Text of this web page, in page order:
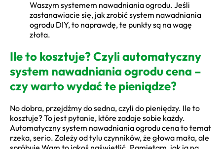
Waszym systemem nawadniania ogrodu. Jeśli
zastanawiacie się, jak zrobić system nawadniania
ogrodu DIY, to naprawdę, te punkty są na wagę
złota.
Ile to kosztuje? Czyli automatyczny
system nawadniania ogrodu cena –
czy warto wydać te pieniądze?
No dobra, przejdźmy do sedna, czyli do pieniędzy. Ile to
kosztuje? To jest pytanie, które zadaje sobie każdy.
Automatyczny system nawadniania ogrodu cena to temat
rzeka, serio. Zależy od tylu czynników, że głowa mała, ale